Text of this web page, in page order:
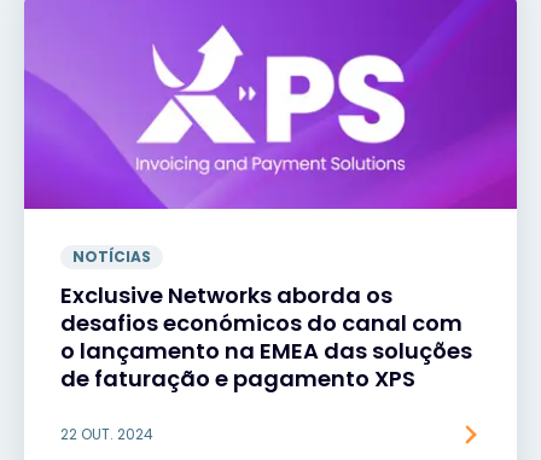
NOTÍCIAS
Exclusive Networks aborda os
desafios económicos do canal com
o lançamento na EMEA das soluções
de faturação e pagamento XPS
22 OUT. 2024